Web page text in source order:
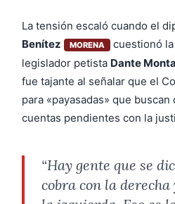
La tensión escaló cuando el
Benítez
MORENA
cuestionó
legislador petista Dante
fue tajante al señalar que el
para «payasadas» que
cuentas pendientes con la
“Hay gente que se
cobra con la